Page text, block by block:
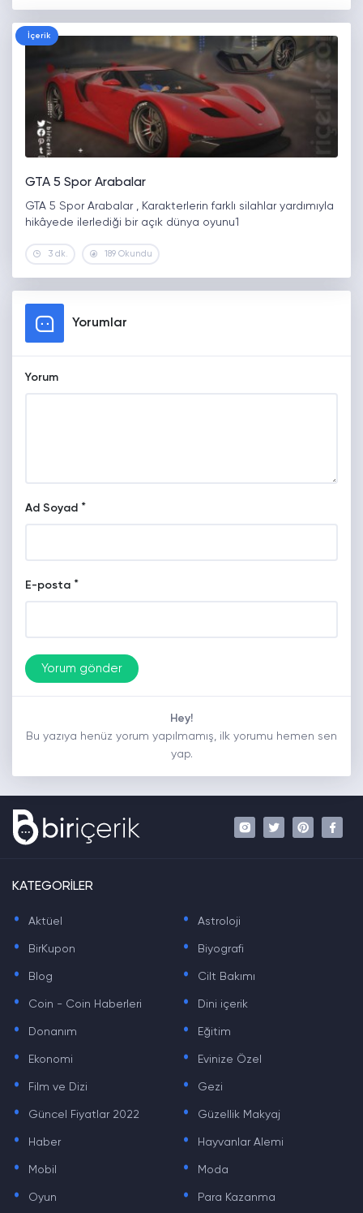
İçerik
GTA 5 Spor Arabalar
GTA 5 Spor Arabalar , Karakterlerin farklı silahlar yardımıyla
hikâyede ilerlediği bir açık dünya oyunu1
3 dk. 189 Okundu
Yorumlar
Yorum
Ad Soyad *
E-posta *
Hey!
Bu yazıya henüz yorum yapılmamış, ilk yorumu hemen sen
yap.
KATEGORİLER
. Aktüel . Astroloji
. BirKupon . Biyografi
. Blog . Cilt Bakımı
. Coin - Coin Haberleri . Dini içerik
. Donanım . Eğitim
. Ekonomi . Evinize Özel
. Film ve Dizi . Gezi
. Güncel Fiyatlar 2022 . Güzellik Makyaj
. Haber . Hayvanlar Alemi
. Mobil . Moda
. Oyun . Para Kazanma